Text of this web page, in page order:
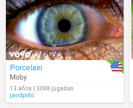
Porcelain
Moby
13 años | 3088 jugadas
javidpolo